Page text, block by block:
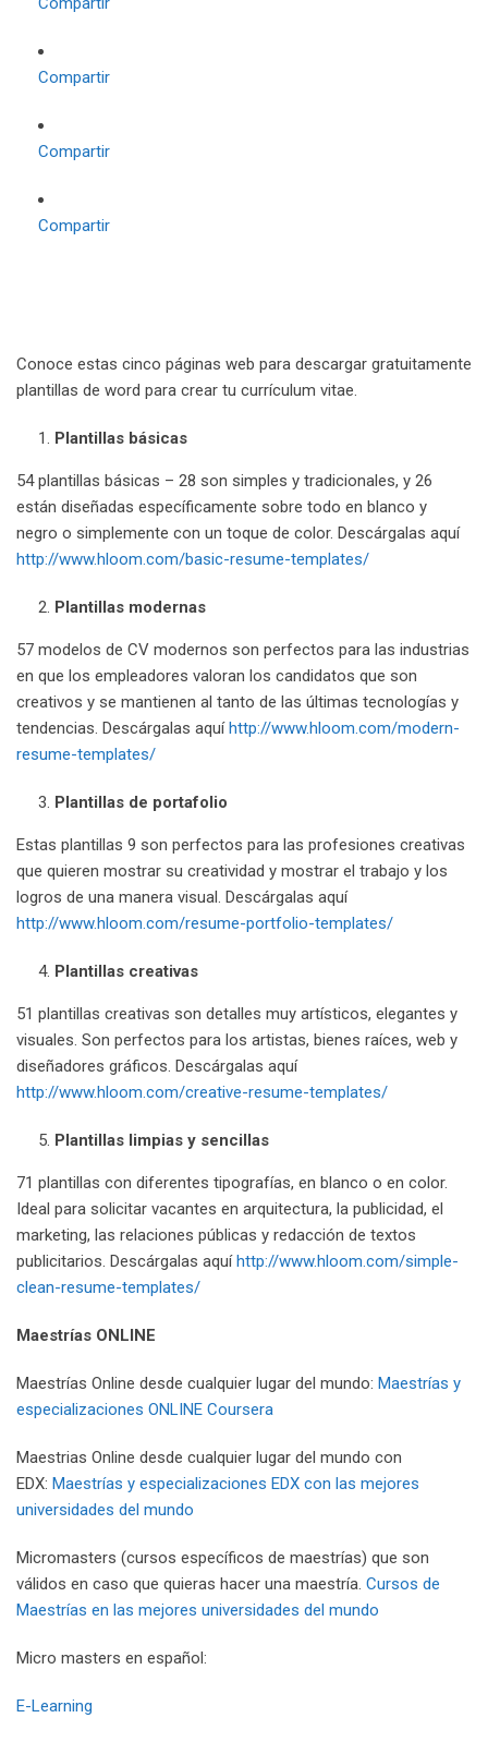
Compartir
Compartir
Compartir
Conoce estas cinco páginas web para descargar gratuitamente
plantillas de word para crear tu currículum vitae.
Plantillas básicas
54 plantillas básicas – 28 son simples y tradicionales, y 26
están diseñadas específicamente sobre todo en blanco y
negro o simplemente con un toque de color. Descárgalas aquí
http://www.hloom.com/basic-resume-templates/
Plantillas modernas
57 modelos de CV modernos son perfectos para las industrias
en que los empleadores valoran los candidatos que son
creativos y se mantienen al tanto de las últimas tecnologías y
tendencias. Descárgalas aquíhttp://www.hloom.com/modern-
resume-templates/
Plantillas de portafolio
Estas plantillas 9 son perfectos para las profesiones creativas
que quieren mostrar su creatividad y mostrar el trabajo y los
logros de una manera visual. Descárgalas aquí
http://www.hloom.com/resume-portfolio-templates/
Plantillas creativas
51 plantillas creativas son detalles muy artísticos, elegantes y
visuales. Son perfectos para los artistas, bienes raíces, web y
diseñadores gráficos. Descárgalas aquí
http://www.hloom.com/creative-resume-templates/
Plantillas limpias y sencillas
71 plantillas con diferentes tipografías, en blanco o en color.
Ideal para solicitar vacantes en arquitectura, la publicidad, el
marketing, las relaciones públicas y redacción de textos
publicitarios. Descárgalas aquíhttp://www.hloom.com/simple-
clean-resume-templates/
Maestrías ONLINE
Maestrías Online desde cualquier lugar del mundo: Maestrías y
especializaciones ONLINE Coursera
Maestrias Online desde cualquier lugar del mundo con
EDX: Maestrías y especializaciones EDX con las mejores
universidades del mundo
Micromasters (cursos específicos de maestrías) que son
válidos en caso que quieras hacer una maestría. Cursos de
Maestrías en las mejores universidades del mundo
Micro masters en español:
E-Learning